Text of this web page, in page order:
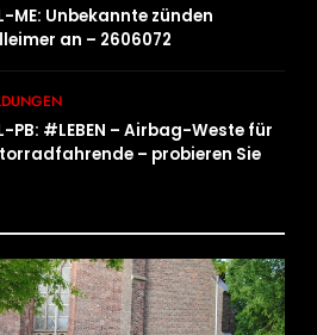
ME: Unbekannte zünden
an – 2606072
PB: #LEBEN – Airbag-Weste für
– probieren Sie es